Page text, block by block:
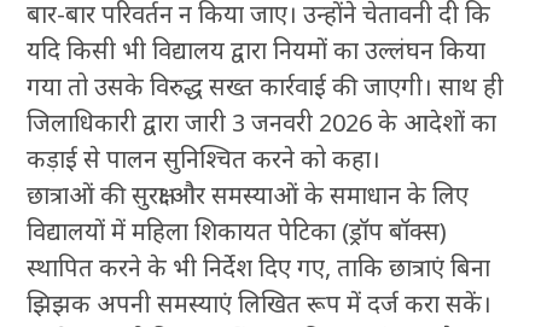
बार-बार परिवर्तन न किया जाए। उन्होंने चेतावनी दी कि
यदि किसी भी विद्यालय द्वारा नियमों का उल्लंघन किया
गया तो उसके विरुद्ध सख्त कार्रवाई की जाएगी। साथ ही
जिलाधिकारी द्वारा जारी 3 जनवरी 2026 के आदेशों का
कड़ाई से पालन सुनिश्चित करने को कहा।
छात्राओं की सुरक्षा और समस्याओं के समाधान के लिए
विद्यालयों में महिला शिकायत पेटिका (ड्रॉप बॉक्स)
स्थापित करने के भी निर्देश दिए गए, ताकि छात्राएं बिना
झिझक अपनी समस्याएं लिखित रूप में दर्ज करा सकें।